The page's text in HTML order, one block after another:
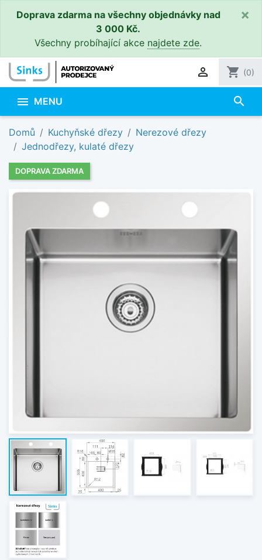
Doprava zdarma na všechny objednávky nad
3 000 Kč.
Všechny probíhající akce najdete zde.
×
 shopping_cart (0)
 MENU search
Domů Kuchyňské dřezy
Nerezové dřezy
Jednodřezy, kulaté dřezy
DOPRAVA ZDARMA